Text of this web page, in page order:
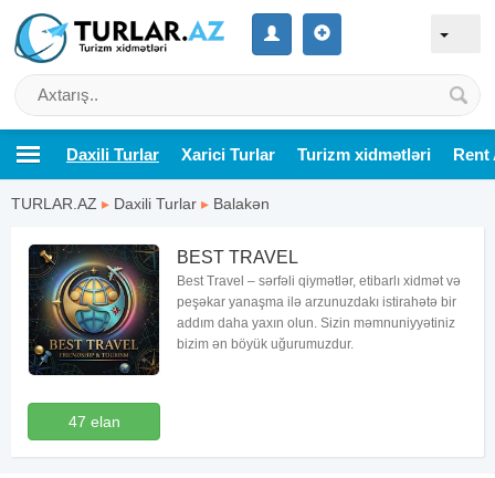
Daxili Turlar Xarici Turlar Turizm xidmətləri Rent
TURLAR.AZ ▸ Daxili Turlar ▸ Balakən
47 elan
BEST TRAVEL
Best Travel – sərfəli qiymətlər, etibarlı xidmət və
peşəkar yanaşma ilə arzunuzdakı istirahətə bir
addım daha yaxın olun. Sizin məmnuniyyətiniz
bizim ən böyük uğurumuzdur.